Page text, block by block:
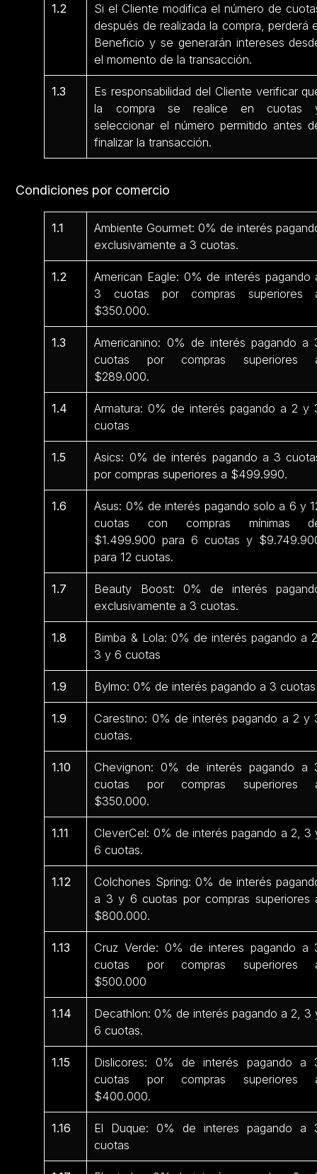
1.2
Si el Cliente modifica el número de
después de realizada la compra, perderá
Beneficio y se generarán intereses
el momento de la transacción.
1.3
Es responsabilidad del Cliente verificar
la compra se realice en cuotas
seleccionar el número permitido antes
finalizar la transacción.
Condiciones por comercio
1.1
Ambiente Gourmet: 0% de interés
exclusivamente a 3 cuotas.
1.2
American Eagle: 0% de interés pagando
3 cuotas por compras superiores
$350.000.
1.3
Americanino: 0% de interés pagando a
cuotas por compras superiores
$289.000.
1.4
Armatura: 0% de interés pagando a 2 y
cuotas
1.5
Asics: 0% de interés pagando a 3
por compras superiores a $499.990.
1.6
Asus: 0% de interés pagando solo a 6 y
cuotas con compras mínimas
$1.499.900 para 6 cuotas y
para 12 cuotas.
1.7
Beauty Boost: 0% de interés
exclusivamente a 3 cuotas.
1.8
Bimba & Lola: 0% de interés pagando a
3 y 6 cuotas
1.9 Bylmo: 0% de interés pagando a 3 cuotas
1.9
Carestino: 0% de interés pagando a 2 y
cuotas.
1.10
Chevignon: 0% de interés pagando a
cuotas por compras superiores
$350.000.
1.11
CleverCel: 0% de interés pagando a 2, 3
6 cuotas.
1.12
Colchones Spring: 0% de interés
a 3 y 6 cuotas por compras superiores
$800.000.
1.13
Cruz Verde: 0% de interes pagando a
cuotas por compras superiores
$500.000
1.14
Decathlon: 0% de interés pagando a 2, 3
6 cuotas.
1.15
Dislicores: 0% de interés pagando a
cuotas por compras superiores
$400.000.
1.16
El Duque: 0% de interes pagando a
cuotas